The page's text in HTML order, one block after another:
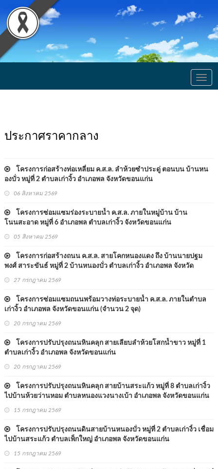
ประกาศราคากลาง
โครงการก่อสร้างท่อเหลี่ยม ค.ส.ล. ลำห้วยซำประดู่ ตอนบน บ้านหน
องบั่ว หมู่ที่ 2 ตำบลเก่างิ้ว อำเภอพล จังหวัดขอนแก่น
06 สิงหาคม 2569
โครงการซ่อมแซมร่องระบายน้ำ ค.ส.ล. ภายในหมู่บ้าน บ้าน
โนนสะอาด หมู่ที่ 6 อำเภอพล ตำบลเก่างิ้ว จังหวัดขอนแก่น
05 สิงหาคม 2569
โครงการก่อสร้างถนน ค.ส.ล. สายโคกหนองแดง ถึง บ้านนายปฐม
พงศ์ สาระขันธ์ หมู่ที่ 2 บ้านหนองบั่ว ตำบลเก่างิ้ว อำเภอพล จังหวัด
27 กรกฎาคม 2569
โครงการซ่อมแซมถนนพร้อมวางท่อระบายน้ำ ค.ส.ล. ภายในตำบล
เก่างิ้ว อำเภอพล จังหวัดขอนแก่น (จำนวน 2 จุด)
20 กรกฎาคม 2569
โครงการปรับปรุงถนนหินคลุก สายเลียบลำห้วยโสกน้ำขาว หมู่ที่ 1
ตำบลเก่างิ้ว อำเภอพล จังหวัดขอนแก่น
20 กรกฎาคม 2569
โครงการปรับปรุงถนนหินคลุก สายบ้านสระแก้ว หมู่ที่ 8 ตำบลเก่างิ้ว
ไปบ้านห้วยว่านหอม ตำบลหนองแวงนางเบ้า อำเภอพล จังหวัดขอนแก่น
15 กรกฎาคม 2569
โครงการปรับปรุงถนนดินสายบ้านหนองบั่ว หมู่ที่ 2 ตำบลเก่างิ้ว เชื่อม
ไปบ้านสระแก้ว ตำบลเพ็กใหญ่ อำเภอพล จังหวัดขอนแก่น
15 กรกฎาคม 2569